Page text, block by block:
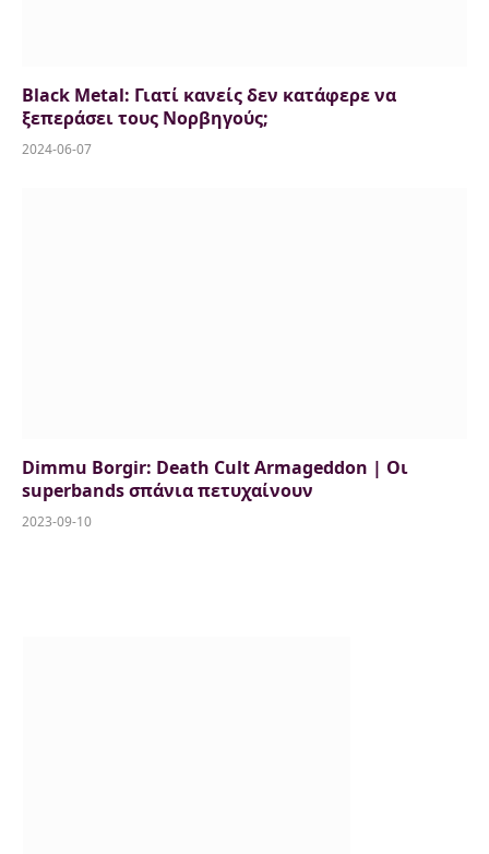
Black Metal: Γιατί κανείς δεν κατάφερε να
ξεπεράσει τους Νορβηγούς;
2024-06-07
Dimmu Borgir: Death Cult Armageddon | Οι
superbands σπάνια πετυχαίνουν
2023-09-10